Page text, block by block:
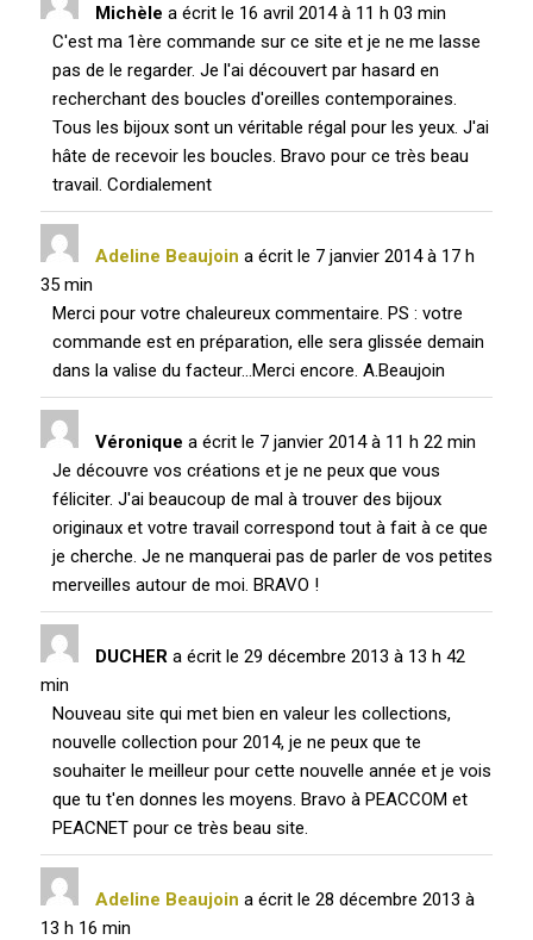
Michèle a écrit le 16 avril 2014 à 11 h 03 min
C'est ma 1ère commande sur ce site et je ne me lasse
pas de le regarder. Je l'ai découvert par hasard en
recherchant des boucles d'oreilles contemporaines.
Tous les bijoux sont un véritable régal pour les yeux. J'ai
hâte de recevoir les boucles. Bravo pour ce très beau
travail. Cordialement
Adeline Beaujoin a écrit le 7 janvier 2014 à 17 h
35 min
Merci pour votre chaleureux commentaire. PS : votre
commande est en préparation, elle sera glissée demain
dans la valise du facteur...Merci encore. A.Beaujoin
Véronique a écrit le 7 janvier 2014 à 11 h 22 min
Je découvre vos créations et je ne peux que vous
féliciter. J'ai beaucoup de mal à trouver des bijoux
originaux et votre travail correspond tout à fait à ce que
je cherche. Je ne manquerai pas de parler de vos petites
merveilles autour de moi. BRAVO !
DUCHER a écrit le 29 décembre 2013 à 13 h 42
min
Nouveau site qui met bien en valeur les collections,
nouvelle collection pour 2014, je ne peux que te
souhaiter le meilleur pour cette nouvelle année et je vois
que tu t'en donnes les moyens. Bravo à PEACCOM et
PEACNET pour ce très beau site.
Adeline Beaujoin a écrit le 28 décembre 2013 à
13 h 16 min